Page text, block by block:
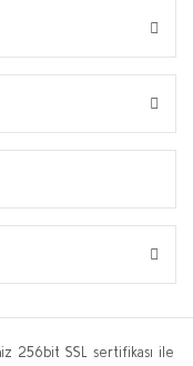
256bit SSL sertifikası ile